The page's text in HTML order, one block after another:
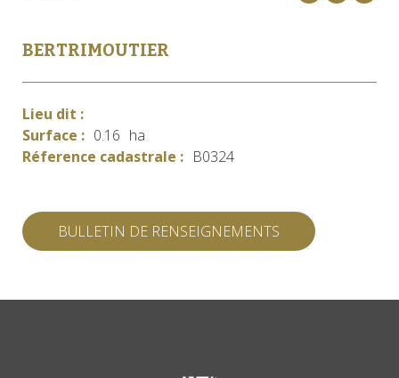
BERTRIMOUTIER
Lieu dit :
Surface : 0.16 ha
Réference cadastrale : B0324
BULLETIN DE RENSEIGNEMENTS